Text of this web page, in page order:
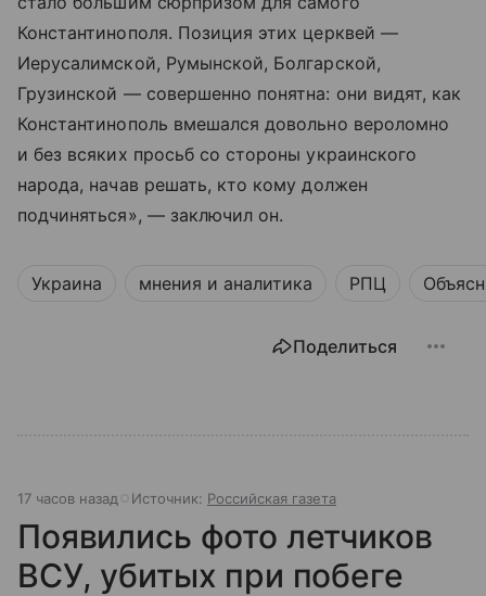
Константинополя. Позиция этих церквей —
Иерусалимской, Румынской, Болгарской,
Грузинской — совершенно понятна: они видят, как
Константинополь вмешался довольно вероломно
и без всяких просьб со стороны украинского
народа, начав решать, кто кому должен
подчиняться», — заключил он.
Украина мнения и аналитика РПЦ
Поделиться
17 часов назад Источник: Российская газета
Появились фото летчиков
ВСУ, убитых при побеге